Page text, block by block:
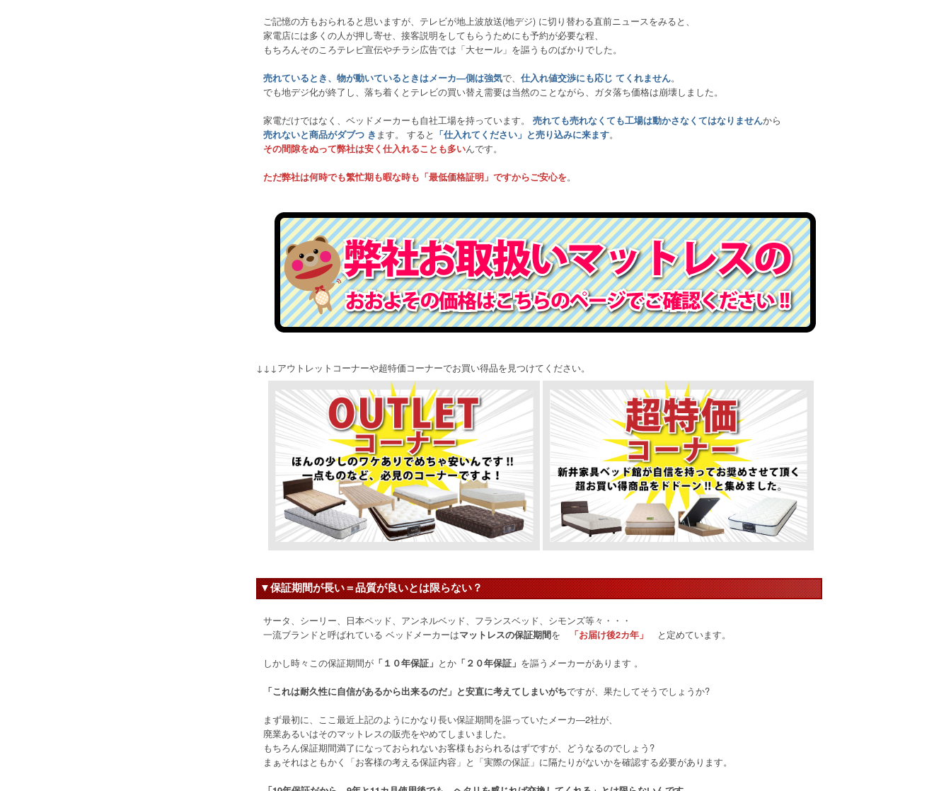
ご記憶の方もおられると思いますが、テレビが地上波放送(地デジ) に切り替わる直前ニュースをみると、
家電店には多くの人が押し寄せ、接客説明をしてもらうためにも予約が必要な程、
もちろんそのころテレビ宣伝やチラシ広告では「大セール」を謳うものばかりでした。
売れているとき、物が動いているときはメーカ―側は強気で、 仕入れ値交渉にも応じ てくれません。
でも地デジ化が終了し、落ち着くとテレビの買い替え需要は当然のことながら、ガタ落ち価格は崩壊しました。
家電だけではなく、ベッドメーカーも自社工場を持っています。 売れても売れなくても工場は動かさなくてはなりませんから
売れないと商品がダブつ き ます。 すると 「仕入れてください」と売り込みに来ます。
その間隙をぬって弊社は安く仕入れることも多いんです。
ただ弊社は何時でも繁忙期も暇な時も「最低価格証明」ですからご安心を。
↓↓↓アウトレットコーナーや超特価コーナーでお買い得品を見つけてください。
▼保証期間が長い＝品質が良いとは限らない？
サータ、シーリー、日本ペッド、アンネルベッド、フランスベッド、シモンズ等々・・・
一流ブランドと呼ばれている ベッドメーカーはマットレスの保証期間を 「お届け後2カ年」 と定めています。
しかし時々この保証期間が 「１０年保証」 とか 「２０年保証」 を謳うメーカーがあります 。
「これは耐久性に自信があるから出来るのだ」と安直に考えてしまいがちですが、果たしてそうでしょうか?
まず最初に、ここ最近上記のようにかなり長い保証期間を謳っていたメーカ―2社が、
廃業あるいはそのマットレスの販売をやめてしまいました。
もちろん保証期間満了になっておられないお客様もおられるはずですが、どうなるのでしょう?
まぁそれはともかく「お客様の考える保証内容」と「実際の保証」に隔たりがないかを確認する必要があります。